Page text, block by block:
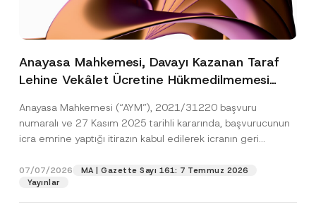
Anayasa Mahkemesi, Davayı Kazanan Taraf
Lehine Vekâlet Ücretine Hükmedilmemesi
Edildiğine Karar Verdi
Anayasa Mahkemesi (“AYM”), 2021/31220 başvuru
numaralı ve 27 Kasım 2025 tarihli kararında, başvurucunun
icra emrine yaptığı itirazın kabul edilerek icranın geri
07/07/2026
MA | Gazette Sayı 161: 7 Temmuz 2026
Yayınlar